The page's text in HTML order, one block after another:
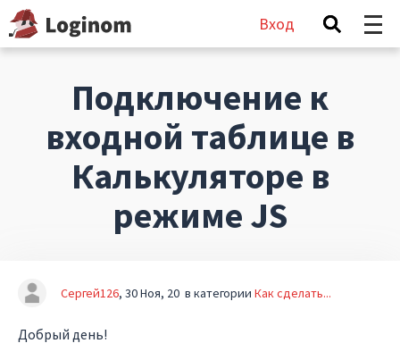
Вход
Подключение к
входной таблице в
Калькуляторе в
режиме JS
Сергей126 30 Ноя, 20 в категории Как сделать...
Добрый день!